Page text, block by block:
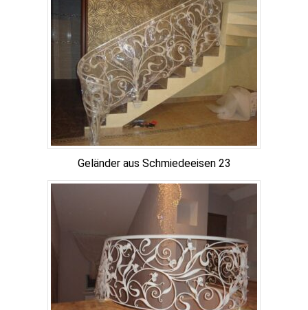
Geländer aus Schmiedeeisen 23